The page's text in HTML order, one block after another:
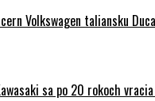
Volkswagen taliansku
Kawasaki sa po 20 rokoch